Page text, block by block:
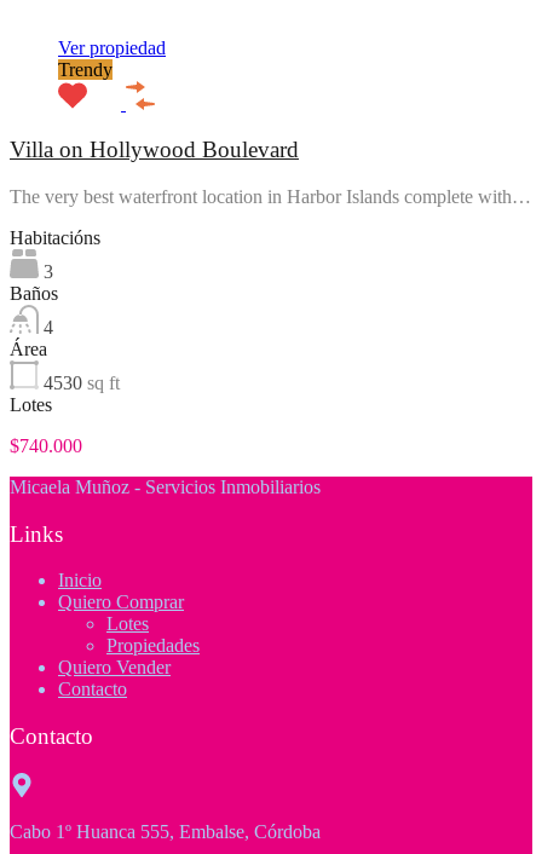
Ver propiedad
Trendy
Villa on Hollywood Boulevard
The very best waterfront location in Harbor Islands complete with…
Habitacións
3
Baños
4
Área
4530 sq ft
Lotes
$740.000
Micaela Muñoz - Servicios Inmobiliarios
Links
Inicio
Quiero Comprar
Lotes
Propiedades
Quiero Vender
Contacto
Contacto
Cabo 1º Huanca 555, Embalse, Córdoba